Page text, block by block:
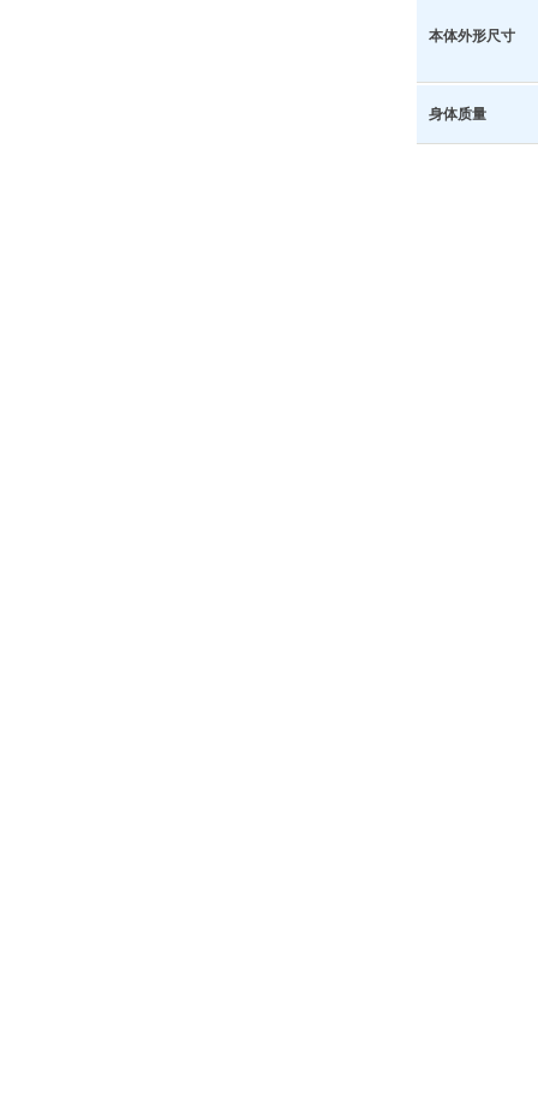
本体外形尺寸
身体质量